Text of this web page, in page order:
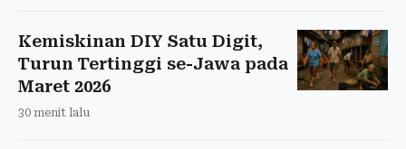
Kemiskinan DIY Satu Digit,
Turun Tertinggi se-Jawa pada
Maret 2026
30 menit lalu